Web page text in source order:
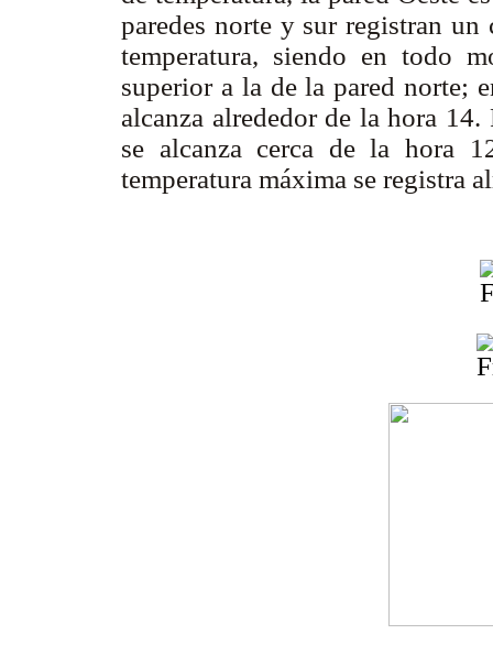
paredes norte y sur registran
temperatura, siendo en todo
superior a la de la pared norte;
alcanza alrededor de la hora 14.
se alcanza cerca de la hora
temperatura máxima se registra